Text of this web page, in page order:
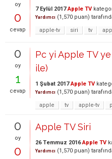
oy
0
cevap
7 Eylül 2017 Apple TV
Yardımcı (1,570 puan)
apple-tv
siri tv
0
oy
1
cevap
Pc yi Apple TV
ile)
1 Şubat 2017 Apple TV
Yardımcı (1,570 puan)
apple
tv apple-tv
0
oy
0
Apple TV Siri
26 Temmuz 2016 Apple TV
Yardımcı (1,570 puan)